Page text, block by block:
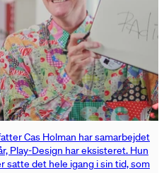
Cas Holman har samarbejdet
Play-Design har eksisteret. Hun
satte det hele igang i sin tid, som